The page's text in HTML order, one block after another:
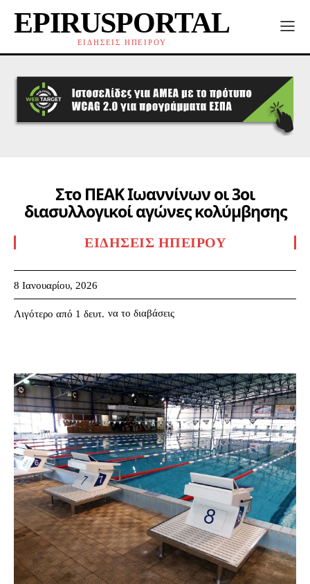
EPIRUSPORTAL
ΕΙΔΗΣΕΙΣ ΗΠΕΙΡΟΥ
Στο ΠΕΑΚ Ιωαννίνων οι 3οι
διασυλλογικοί αγώνες κολύμβησης
ΕΙΔΉΣΕΙΣ ΗΠΕΊΡΟΥ
8 Ιανουαρίου, 2026
Λιγότερο από 1 δευτ. να το διαβάσεις